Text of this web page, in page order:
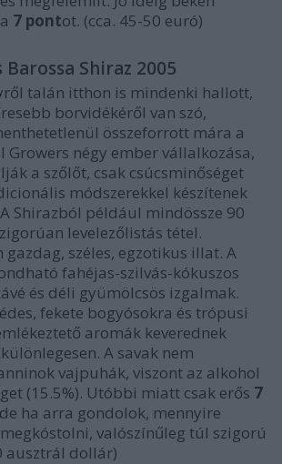
7 pontot. (cca. 45-50 euró)
Shiraz 2005
talán itthon is mindenki hallott,
borvidékéről van szó,
összeforrott mára a
Growers négy ember vállalkozása,
a szőlőt, csak csúcsminőséget
módszerekkel készítenek
Shirazból például mindössze 90
levelezőlistás tétel.
gazdag, széles, egzotikus illat. A
fahéjas-szilvás-kókuszos
és déli gyümölcsös izgalmak.
fekete bogyósokra és trópusi
aromák keverednek
A savak nem
vajpuhák, viszont az alkohol
(15.5%). Utóbbi miatt csak erős 7
ha arra gondolok, mennyire
valószínűleg túl szigorú
ausztrál dollár)